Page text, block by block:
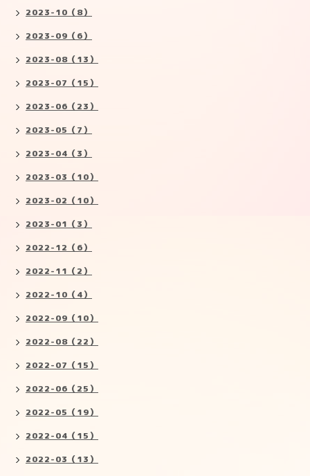
2023-10（8）
2023-09（6）
2023-08（13）
2023-07（15）
2023-06（23）
2023-05（7）
2023-04（3）
2023-03（10）
2023-02（10）
2023-01（3）
2022-12（6）
2022-11（2）
2022-10（4）
2022-09（10）
2022-08（22）
2022-07（15）
2022-06（25）
2022-05（19）
2022-04（15）
2022-03（13）